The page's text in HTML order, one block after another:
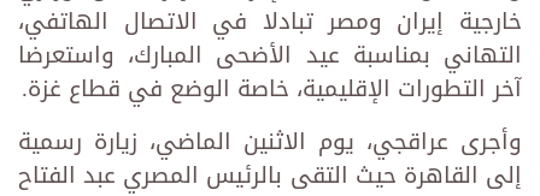
خارجية إيران ومصر تبادلا في الاتصال الهاتفي،
التهاني بمناسبة عيد الأضحى المبارك، واستعرضا
آخر التطورات الإقليمية، خاصة الوضع في قطاع غزة.
وأجرى عراقجي، يوم الاثنين الماضي، زيارة رسمية
إلى القاهرة حيث التقى بالرئيس المصري عبد الفتاح